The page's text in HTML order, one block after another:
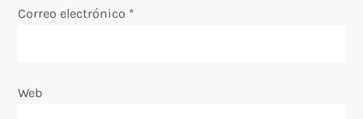
r
d
Correo electrónico *
Web